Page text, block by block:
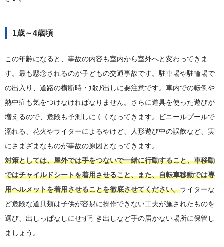
1歳～4歳頃
この年齢になると、事故の内容も室内から室外へと変わってきま
す。最も懸念されるのが子どもの交通事故です。駐車場や駐輪場で
の出入り、道路の横断時・飛び出しに要注意です。車内での転倒や
熱中症も気をつけなければなりません。さらに道具を使った遊びが
増えるので、危険も予測しにくくなってきます。ビニールプールで
溺れる、花火やライターによるやけど、人形遊び中の誤飲など、実
にさまざまなものが事故の原因となってきます。
対策としては、屋外では手をつないで一緒に行動すること、車移動
ではチャイルドシートを着用させること、また、自転車移動では専
用ヘルメットを着用させることを徹底させてください。ライターな
ど危険な道具類は子供が容易に操作できない工夫が施されたものを
選び、出しっぱなしにせず引き出しなど手の届かない場所に保管し
ましょう。